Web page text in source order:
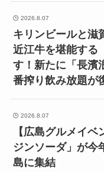
2026.8.07
キリンビールと滋
近江牛を堪能する
す！新たに「長濱
番搾り飲み放題が
2026.8.07
【広島グルメイ
ジンソーダ」が今
島に集結